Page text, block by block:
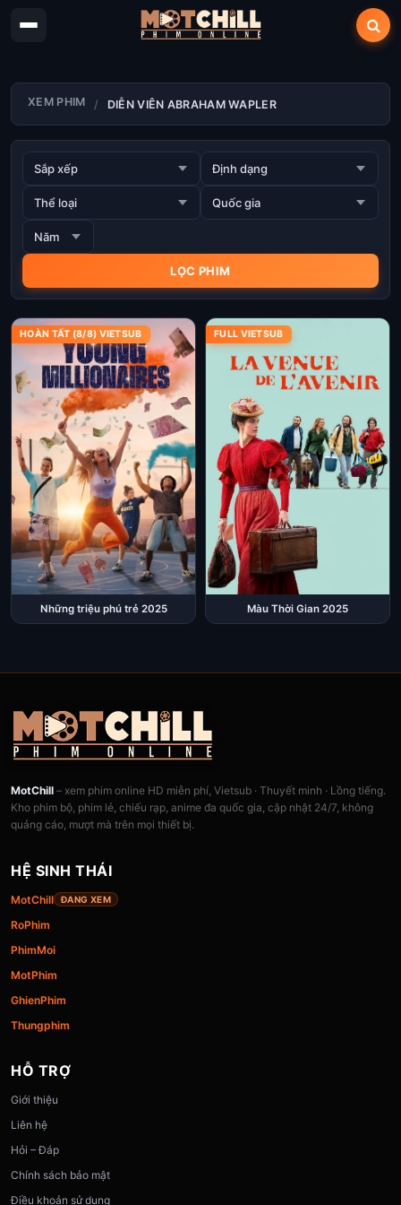
XEM PHIM DIỄN VIÊN ABRAHAM WAPLER
HOÀN TẤT (8/8) VIETSUB
Những triệu phú trẻ 2025
FULL VIETSUB
Màu Thời Gian 2025
MotChill – xem phim online HD miễn phí, Vietsub · Thuyết minh · Lồng tiếng.
Kho phim bộ, phim lẻ, chiếu rạp, anime đa quốc gia, cập nhật 24/7, không
quảng cáo, mượt mà trên mọi thiết bị.
HỆ SINH THÁI
MotChill ĐANG XEM
RoPhim
PhimMoi
MotPhim
GhienPhim
Thungphim
HỖ TRỢ
Giới thiệu
Liên hệ
Hỏi – Đáp
Chính sách bảo mật
Điều khoản sử dụng